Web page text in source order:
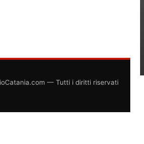
— Tutti i diritti riservati